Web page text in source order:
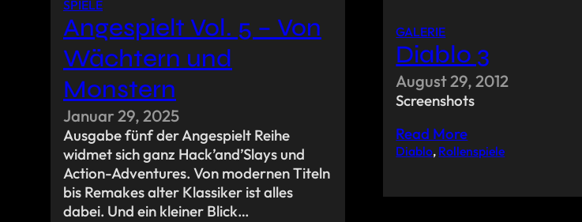
SPIELE
Angespielt Vol. 5 – Von
Wächtern und
Monstern
Januar 29, 2025
Ausgabe fünf der Angespielt Reihe
widmet sich ganz Hack’and’Slays und
Action-Adventures. Von modernen Titeln
bis Remakes alter Klassiker ist alles
dabei. Und ein kleiner Blick…
GALERIE
Diablo 3
August 29, 2012
Screenshots
Read More
Diablo, Rollenspiele